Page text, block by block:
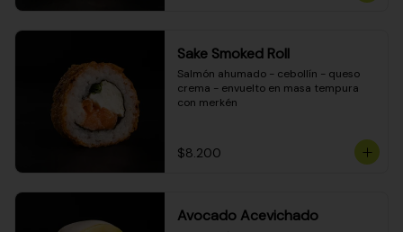
Sake Smoked Roll
Salmón ahumado - cebollín - queso
crema - envuelto en masa tempura
con merkén
$8.200
Avocado Acevichado